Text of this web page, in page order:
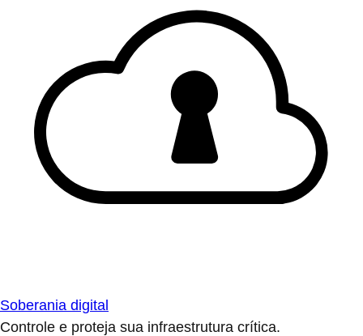
Soberania digital
Controle e proteja sua infraestrutura crítica.